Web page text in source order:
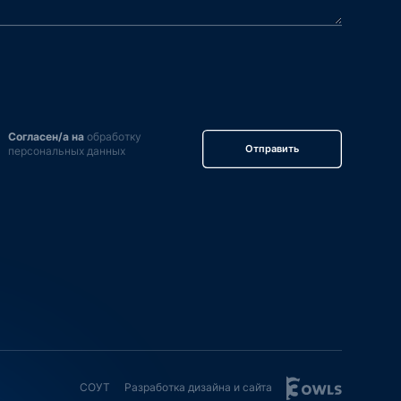
Согласен/а наобработку
персональных данных
Отправить
СОУТ Разработка дизайна и сайта